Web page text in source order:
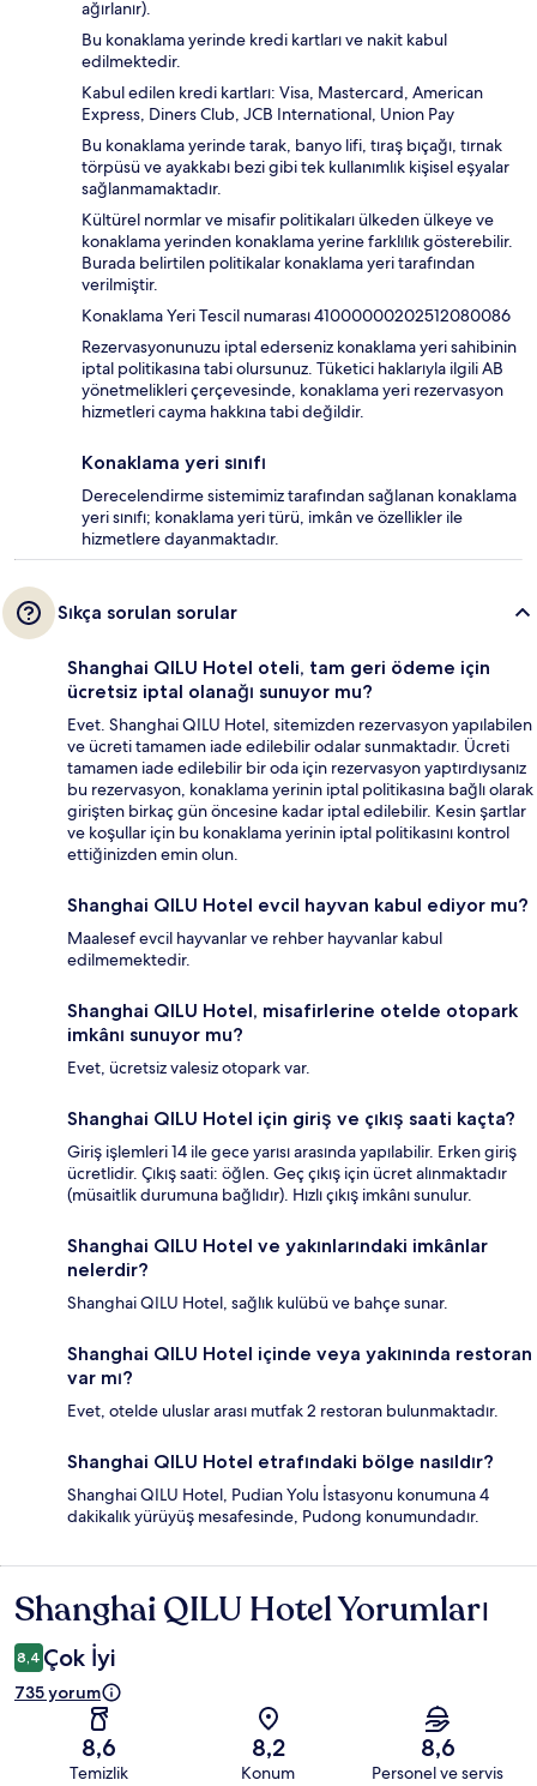
ağırlanır).
Bu konaklama yerinde kredi kartları ve nakit kabul
edilmektedir.
Kabul edilen kredi kartları: Visa, Mastercard, American
Express, Diners Club, JCB International, Union Pay
Bu konaklama yerinde tarak, banyo lifi, tıraş bıçağı, tırnak
törpüsü ve ayakkabı bezi gibi tek kullanımlık kişisel eşyalar
sağlanmamaktadır.
Kültürel normlar ve misafir politikaları ülkeden ülkeye ve
konaklama yerinden konaklama yerine farklılık gösterebilir.
Burada belirtilen politikalar konaklama yeri tarafından
verilmiştir.
Konaklama Yeri Tescil numarası 41000000202512080086
Rezervasyonunuzu iptal ederseniz konaklama yeri sahibinin
iptal politikasına tabi olursunuz. Tüketici haklarıyla ilgili AB
yönetmelikleri çerçevesinde, konaklama yeri rezervasyon
hizmetleri cayma hakkına tabi değildir.
Konaklama yeri sınıfı
Derecelendirme sistemimiz tarafından sağlanan konaklama
yeri sınıfı; konaklama yeri türü, imkân ve özellikler ile
hizmetlere dayanmaktadır.
Sıkça sorulan sorular
Shanghai QILU Hotel oteli, tam geri ödeme için
ücretsiz iptal olanağı sunuyor mu?
Evet. Shanghai QILU Hotel, sitemizden rezervasyon yapılabilen
ve ücreti tamamen iade edilebilir odalar sunmaktadır. Ücreti
tamamen iade edilebilir bir oda için rezervasyon yaptırdıysanız
bu rezervasyon, konaklama yerinin iptal politikasına bağlı olarak
girişten birkaç gün öncesine kadar iptal edilebilir. Kesin şartlar
ve koşullar için bu konaklama yerinin iptal politikasını kontrol
ettiğinizden emin olun.
Shanghai QILU Hotel evcil hayvan kabul ediyor mu?
Maalesef evcil hayvanlar ve rehber hayvanlar kabul
edilmemektedir.
Shanghai QILU Hotel, misafirlerine otelde otopark
imkânı sunuyor mu?
Evet, ücretsiz valesiz otopark var.
Shanghai QILU Hotel için giriş ve çıkış saati kaçta?
Giriş işlemleri 14 ile gece yarısı arasında yapılabilir. Erken giriş
ücretlidir. Çıkış saati: öğlen. Geç çıkış için ücret alınmaktadır
(müsaitlik durumuna bağlıdır). Hızlı çıkış imkânı sunulur.
Shanghai QILU Hotel ve yakınlarındaki imkânlar
nelerdir?
Shanghai QILU Hotel, sağlık kulübü ve bahçe sunar.
Shanghai QILU Hotel içinde veya yakınında restoran
var mı?
Evet, otelde uluslar arası mutfak 2 restoran bulunmaktadır.
Shanghai QILU Hotel etrafındaki bölge nasıldır?
Shanghai QILU Hotel, Pudian Yolu İstasyonu konumuna 4
dakikalık yürüyüş mesafesinde, Pudong konumundadır.
Yorumlar
Shanghai QILU Hotel Yorumları
8,4 Çok İyi
735 yorum
8,6
Temizlik
8,2
Konum
8,6
Personel ve servis